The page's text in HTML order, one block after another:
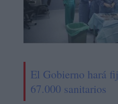
El Gobierno hará
67.000 sanitarios